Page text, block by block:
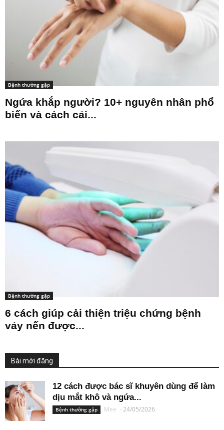
Bệnh thường gặp
Ngứa khắp người? 10+ nguyên nhân phổ
biến và cách cải...
Bệnh thường gặp
6 cách giúp cải thiện triệu chứng bệnh
vảy nến được...
Bài mới đăng
12 cách được bác sĩ khuyên dùng để làm
dịu mắt khô và ngứa...
Bệnh thường gặp Mee -24/05/2026